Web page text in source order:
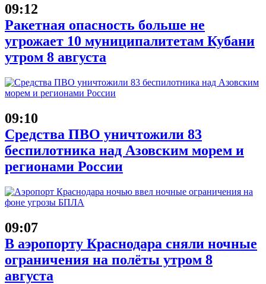
09:12
Ракетная опасность больше не
угрожает 10 муниципалитетам Кубани
утром 8 августа
09:10
Средства ПВО уничтожили 83
беспилотника над Азовским морем и
регионами России
09:07
В аэропорту Краснодара сняли ночные
ограничения на полёты утром 8
августа